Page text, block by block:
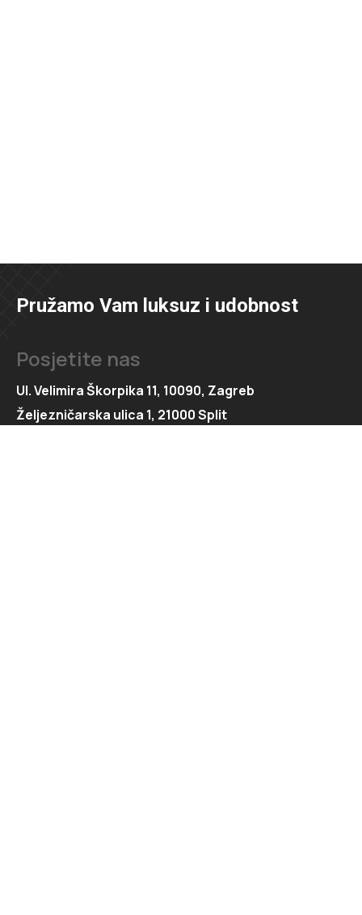
Pružamo Vam luksuz i udobnost
Posjetite nas
Ul. Velimira Škorpika 11, 10090, Zagreb
Željezničarska ulica 1, 21000 Split